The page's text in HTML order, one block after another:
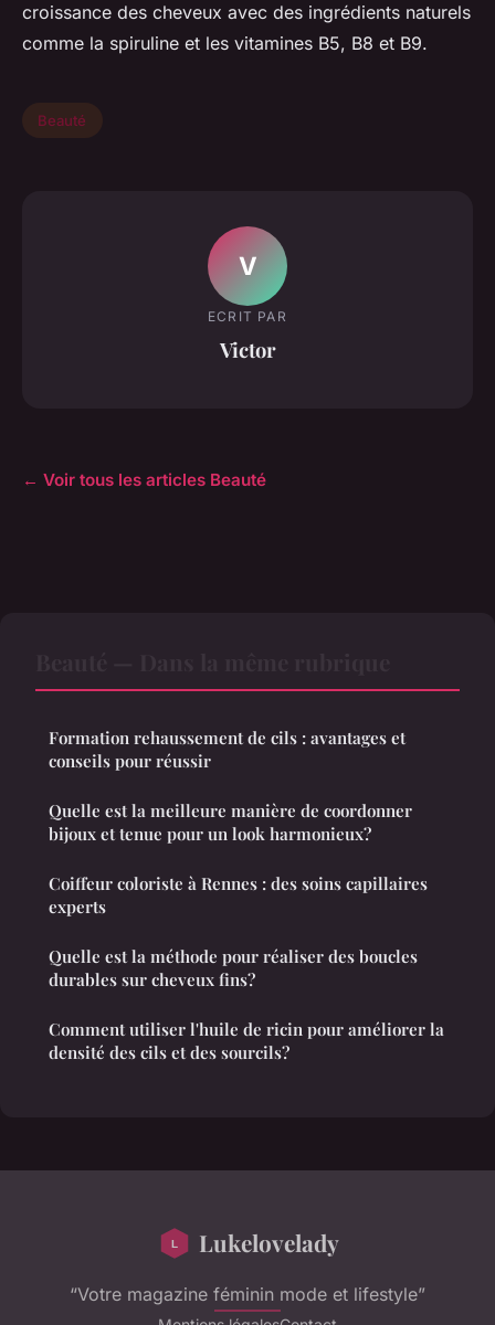
croissance des cheveux avec des ingrédients naturels
comme la spiruline et les vitamines B5, B8 et B9.
Beauté
V
ECRIT PAR
Victor
← Voir tous les articles Beauté
Formation rehaussement de cils : avantages et
conseils pour réussir
Quelle est la meilleure manière de coordonner
bijoux et tenue pour un look harmonieux?
Coiffeur coloriste à Rennes : des soins capillaires
experts
Quelle est la méthode pour réaliser des boucles
durables sur cheveux fins?
Comment utiliser l'huile de ricin pour améliorer la
densité des cils et des sourcils?
Lukelovelady
“Votre magazine féminin mode et lifestyle”